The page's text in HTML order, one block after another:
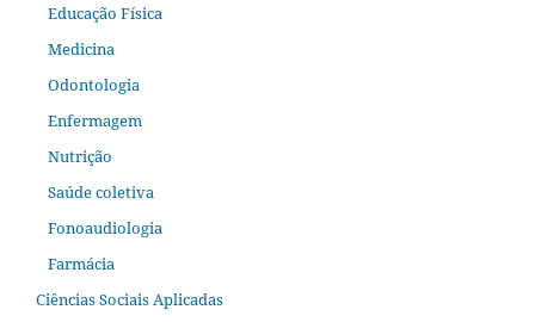
Educação Física
Medicina
Odontologia
Enfermagem
Nutrição
Saúde coletiva
Fonoaudiologia
Farmácia
Ciências Sociais Aplicadas